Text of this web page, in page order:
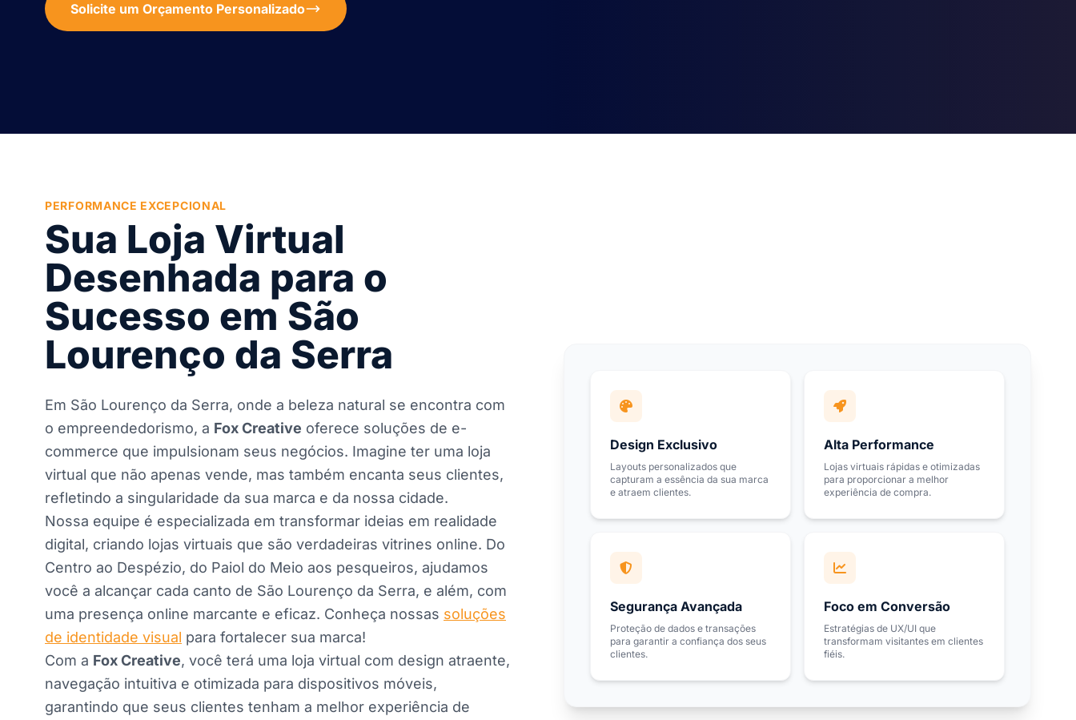
Solicite um Orçamento Personalizado
PERFORMANCE EXCEPCIONAL
Sua Loja Virtual
Desenhada para o
Sucesso em São
Lourenço da Serra
Em São Lourenço da Serra, onde a beleza natural se encontra com
o empreendedorismo, a Fox Creative oferece soluções de e-
commerce que impulsionam seus negócios. Imagine ter uma loja
virtual que não apenas vende, mas também encanta seus clientes,
refletindo a singularidade da sua marca e da nossa cidade.
Nossa equipe é especializada em transformar ideias em realidade
digital, criando lojas virtuais que são verdadeiras vitrines online. Do
Centro ao Despézio, do Paiol do Meio aos pesqueiros, ajudamos
você a alcançar cada canto de São Lourenço da Serra, e além, com
uma presença online marcante e eficaz. Conheça nossas soluções
de identidade visual para fortalecer sua marca!
Com a Fox Creative, você terá uma loja virtual com design atraente,
navegação intuitiva e otimizada para dispositivos móveis,
garantindo que seus clientes tenham a melhor experiência de
Design Exclusivo
Layouts personalizados que
capturam a essência da sua marca
e atraem clientes.
Alta Performance
Lojas virtuais rápidas e otimizadas
para proporcionar a melhor
experiência de compra.
Segurança Avançada
Proteção de dados e transações
para garantir a confiança dos seus
clientes.
Foco em Conversão
Estratégias de UX/UI que
transformam visitantes em clientes
fiéis.